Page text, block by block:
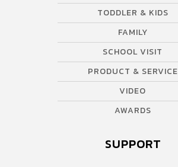
TODDLER & KIDS
FAMILY
SCHOOL VISIT
PRODUCT & SERVICE
VIDEO
AWARDS
SUPPORT